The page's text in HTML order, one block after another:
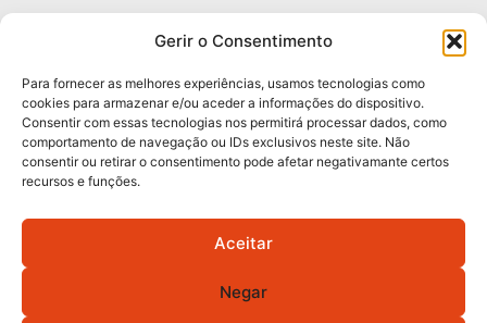
Gerir o Consentimento
Para fornecer as melhores experiências, usamos tecnologias como
cookies para armazenar e/ou aceder a informações do dispositivo.
Consentir com essas tecnologias nos permitirá processar dados, como
comportamento de navegação ou IDs exclusivos neste site. Não
consentir ou retirar o consentimento pode afetar negativamante certos
recursos e funções.
Aceitar
Negar
caudais e antecipa situações de risco
Subscreva Newsletter:
QUERO ADERIR
Política de Privacidade